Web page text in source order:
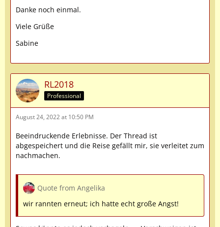
Danke noch einmal.
Viele Grüße
Sabine
RL2018
Professional
August 24, 2022 at 10:50 PM
Beeindruckende Erlebnisse. Der Thread ist
abgespeichert und die Reise gefällt mir, sie verleitet zum
nachmachen.
Quote from Angelika
wir rannten erneut; ich hatte echt große Angst!